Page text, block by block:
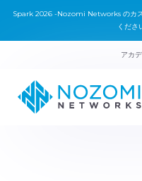
Spark 2026 -Nozomi Networks のカ
くださ
アカ